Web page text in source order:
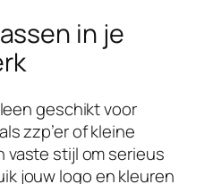
in je
geschikt voor
zzp’er of kleine
stijl om serieus
jouw logo en kleuren